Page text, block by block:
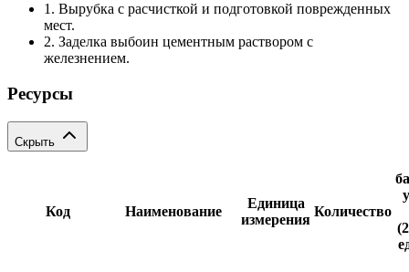
1. Вырубка с расчисткой и подготовкой поврежденных
мест.
2. Заделка выбоин цементным раствором с
железнением.
Ресурсы
Скрыть
Код Наименование
Единица
измерения
Количество